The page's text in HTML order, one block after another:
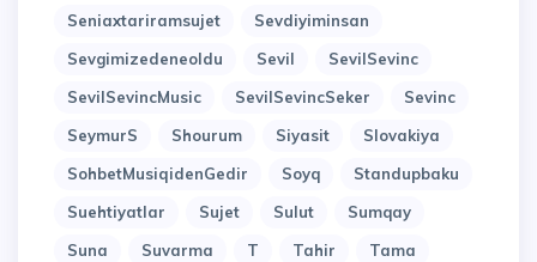
Seniaxtariramsujet
Sevdiyiminsan
Sevgimizedeneoldu
Sevil
SevilSevinc
SevilSevincMusic
SevilSevincSeker
Sevinc
SeymurS
Shourum Siyasit
Slovakiya
SohbetMusiqidenGedir
Soyq
Standupbaku
Suehtiyatlar
Sujet Sulut
Sumqay
Suna
Suvarma T Tahir
Tama